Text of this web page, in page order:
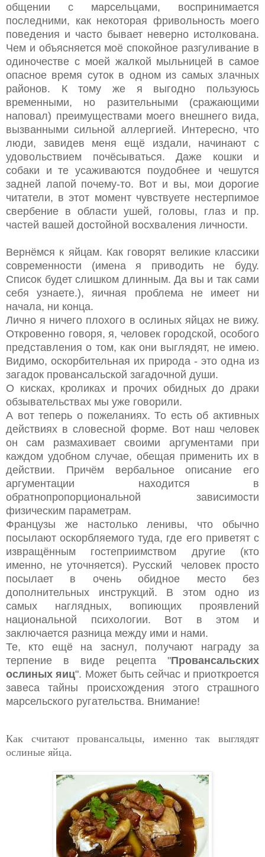
общении с марсельцами, воспринимается
последними, как некоторая фривольность моего
поведения и часто бывает неверно истолкована.
Чем и объясняется моё спокойное разгуливание в
одиночестве с моей жалкой мыльницей в самое
опасное время суток в одном из самых злачных
районов. К тому же я выгодно пользуюсь
временными, но разительными (сражающими
наповал) преимуществами моего внешнего вида,
вызванными сильной аллергией. Интересно, что
люди, завидев меня ещё издали, начинают с
удовольствием почёсываться. Даже кошки и
собаки и те усаживаются поудобнее и чешутся
задней лапой почему-то. Вот и вы, мои дорогие
читатели, в этот момент чувствуете нестерпимое
свербение в области ушей, головы, глаз и пр.
частей вашей достойной восхваления личности.
Вернёмся к яйцам. Как говорят великие классики
современности (имена я приводить не буду.
Список будет слишком длинным. Да вы и так сами
себя узнаете.), яичная проблема не имеет ни
начала, ни конца.
Лично я ничего плохого в ослиных яйцах не вижу.
Откровенно говоря, я, человек городской, особого
представления о том, как они выглядят, не имею.
Видимо, оскорбительная их природа - это одна из
загадок провансальской загадочной души.
О кисках, кроликах и прочих обидных до драки
обзывательствах мы уже говорили.
А вот теперь о пожеланиях. То есть об активных
действиях в словесной форме. Вот наш человек
он сам размахивает своими аргументами при
каждом удобном случае, обещая применить их в
действии. Причём вербальное описание его
аргументации находится в
обратнопропорциональной зависимости
физическим параметрам.
Французы же настолько ленивы, что обычно
посылают оскорбляемого туда, где его приветят с
извращённым гостеприимством другие (кто
именно, не уточняется). Русский человек просто
посылает в очень обидное место без
дополнительных инструкций. В этом одно из
самых наглядных, вопиющих проявлений
национальной психологии. Вот в этом и
заключается разница между ими и нами.
Те, кто ещё на заснул, получают награду за
терпение в виде рецепта "Провансальских
ослиных яиц". Может быть сейчас и приоткроется
завеса тайны происхождения этого страшного
марсельского ругательства. Внимание!
Как считают провансальцы, именно так выглядят
ослиные яйца.